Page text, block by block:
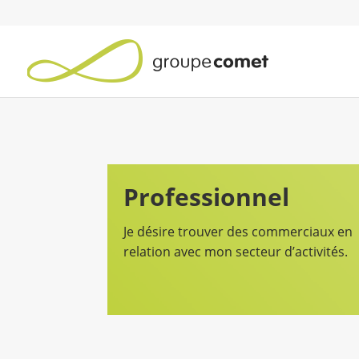
Professionnel
Je désire trouver des commerciaux en
relation avec mon secteur d’activités.